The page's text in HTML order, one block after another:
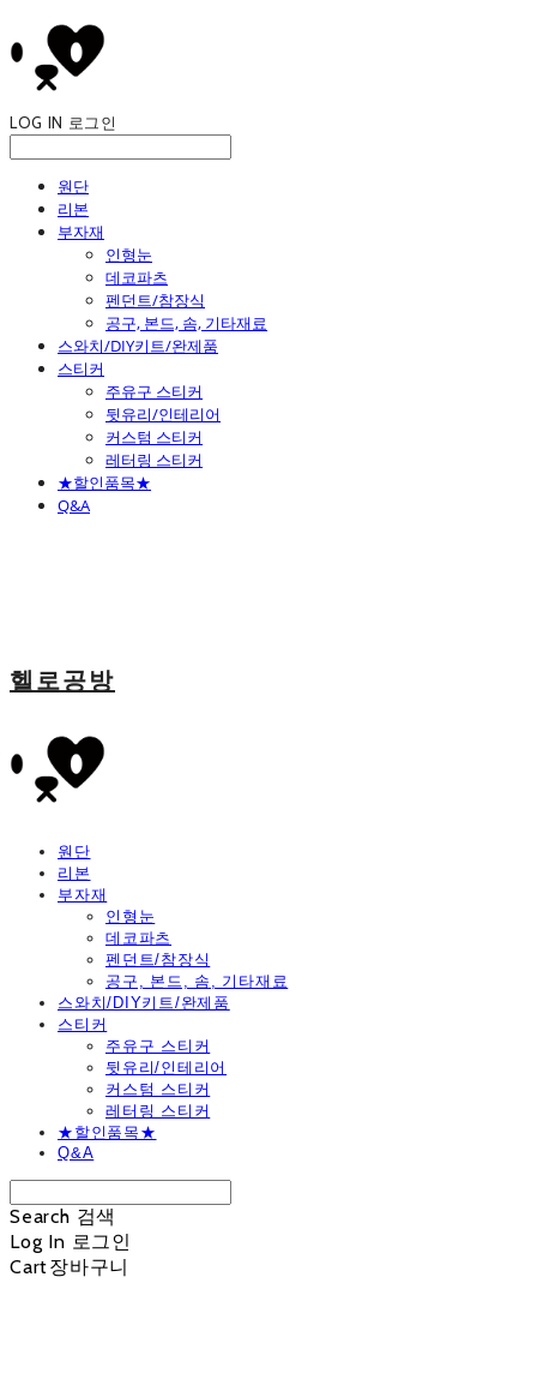
LOG IN 로그인
원단
리본
부자재
인형눈
데코파츠
펜던트/참장식
공구, 본드, 솜, 기타재료
스와치/DIY키트/완제품
스티커
주유구 스티커
뒷유리/인테리어
커스텀 스티커
레터링 스티커
★할인품목★
Q&A
헬로공방
원단
리본
부자재
인형눈
데코파츠
펜던트/참장식
공구, 본드, 솜, 기타재료
스와치/DIY키트/완제품
스티커
주유구 스티커
뒷유리/인테리어
커스텀 스티커
레터링 스티커
★할인품목★
Q&A
Search 검색
Log In 로그인
Cart장바구니